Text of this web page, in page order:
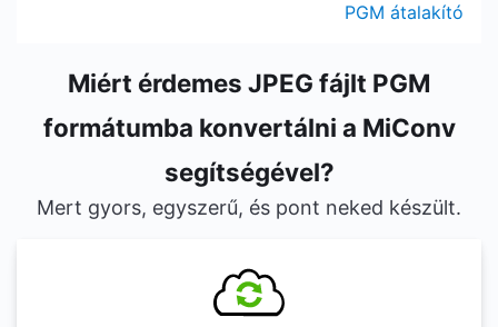
PGM átalakító
Miért érdemes JPEG fájlt PGM
formátumba konvertálni a MiConv
segítségével?
Mert gyors, egyszerű, és pont neked készült.